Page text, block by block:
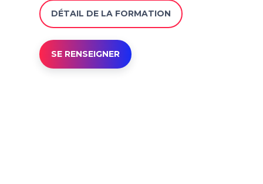
DÉTAIL DE LA FORMATION
SE RENSEIGNER